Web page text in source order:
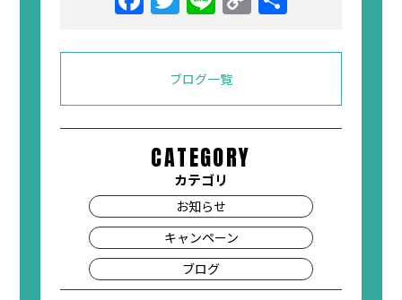
ブログ一覧
CATEGORY
カテゴリ
お知らせ
キャンペーン
ブログ